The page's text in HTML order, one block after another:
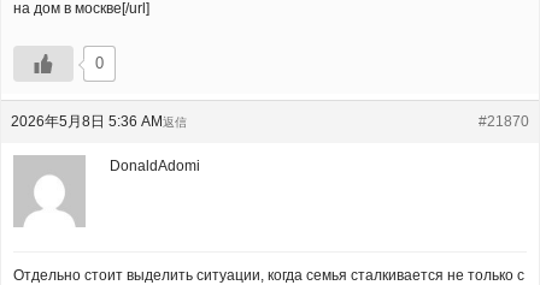
на дом в москве[/url]
0
2026年5月8日 5:36 AM #21870
返信
DonaldAdomi
Отдельно стоит выделить ситуации, когда семья сталкивается не только с